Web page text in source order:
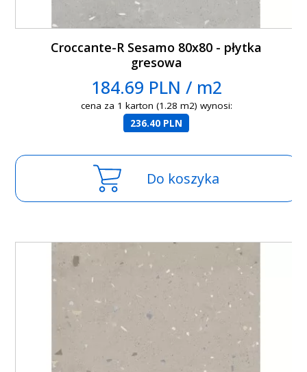
Croccante-R Sesamo 80x80 - płytka
gresowa
184.69 PLN / m2
cena za 1 karton (1.28 m2) wynosi:
236.40 PLN
Do koszyka